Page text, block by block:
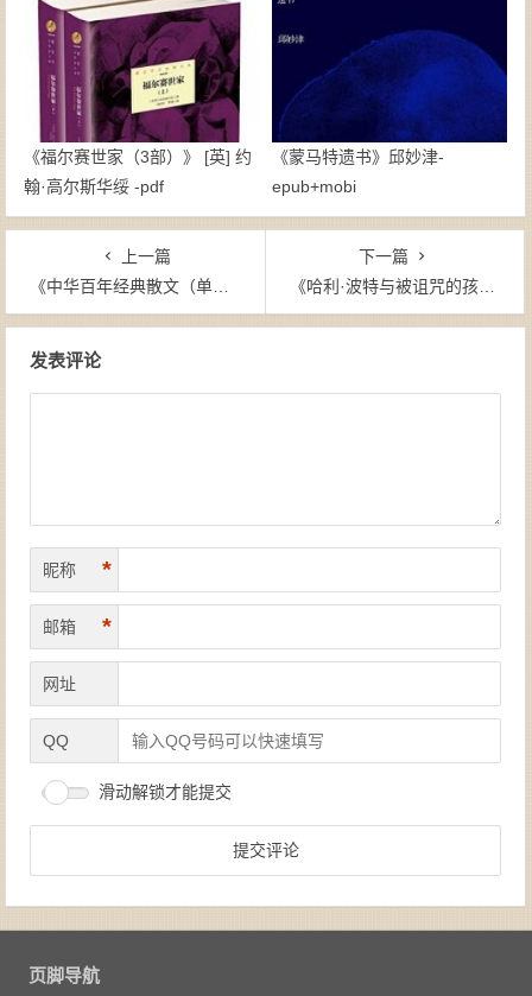
《福尔赛世家（3部）》 [英] 约
翰·高尔斯华绥 -pdf
《蒙马特遗书》邱妙津-
epub+mobi
上一篇
《中华百年经典散文（单本分册，全八卷）》 张胜友等（编者）-epub+mobi
下一篇
《哈利·波特与被诅咒的孩子（彩版精排）》-epub+mobi+azw3
发表评论
昵称 *
邮箱 *
网址
QQ
滑动解锁才能提交
页脚导航